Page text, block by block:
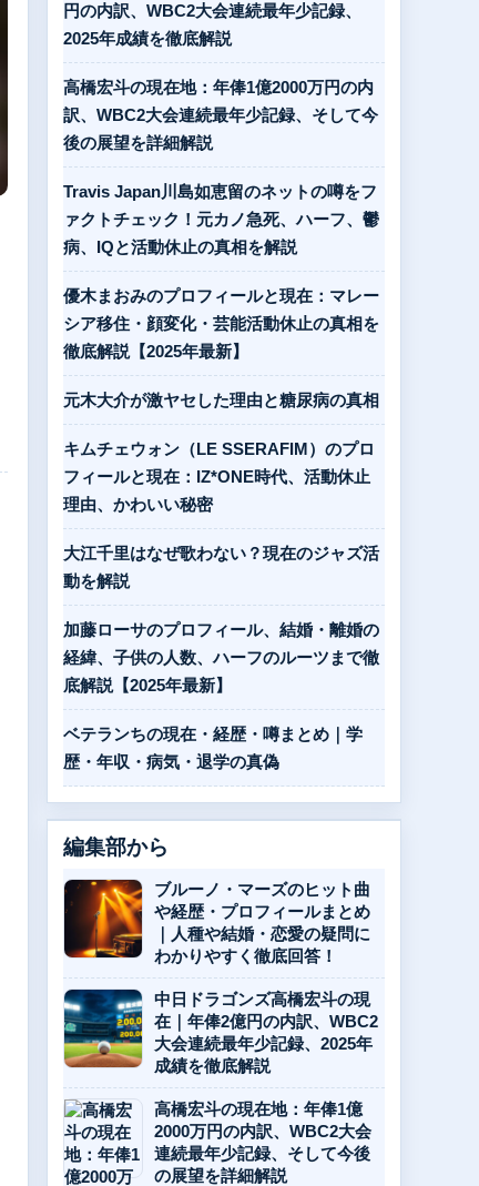
円の内訳、WBC2大会連続最年少記録、
2025年成績を徹底解説
高橋宏斗の現在地：年俸1億2000万円の内
訳、WBC2大会連続最年少記録、そして今
後の展望を詳細解説
Travis Japan川島如恵留のネットの噂をフ
ァクトチェック！元カノ急死、ハーフ、鬱
病、IQと活動休止の真相を解説
優木まおみのプロフィールと現在：マレー
シア移住・顔変化・芸能活動休止の真相を
徹底解説【2025年最新】
元木大介が激ヤセした理由と糖尿病の真相
キムチェウォン（LE SSERAFIM）のプロ
フィールと現在：IZ*ONE時代、活動休止
理由、かわいい秘密
大江千里はなぜ歌わない？現在のジャズ活
動を解説
加藤ローサのプロフィール、結婚・離婚の
経緯、子供の人数、ハーフのルーツまで徹
底解説【2025年最新】
ベテランちの現在・経歴・噂まとめ｜学
歴・年収・病気・退学の真偽
編集部から
ブルーノ・マーズのヒット曲
や経歴・プロフィールまとめ
｜人種や結婚・恋愛の疑問に
わかりやすく徹底回答！
中日ドラゴンズ高橋宏斗の現
在｜年俸2億円の内訳、WBC2
大会連続最年少記録、2025年
成績を徹底解説
高橋宏斗の現在地：年俸1億
2000万円の内訳、WBC2大会
連続最年少記録、そして今後
の展望を詳細解説